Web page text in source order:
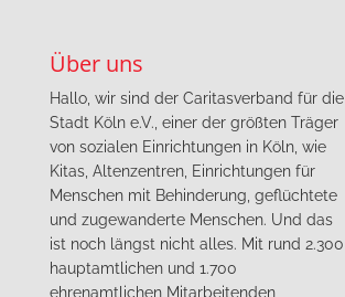
Über uns
Hallo, wir sind der Caritasverband für die
Stadt Köln e.V., einer der größten Träger
von sozialen Einrichtungen in Köln, wie
Kitas, Altenzentren, Einrichtungen für
Menschen mit Behinderung, geflüchtete
und zugewanderte Menschen. Und das
ist noch längst nicht alles. Mit rund 2.300
hauptamtlichen und 1.700
ehrenamtlichen Mitarbeitenden